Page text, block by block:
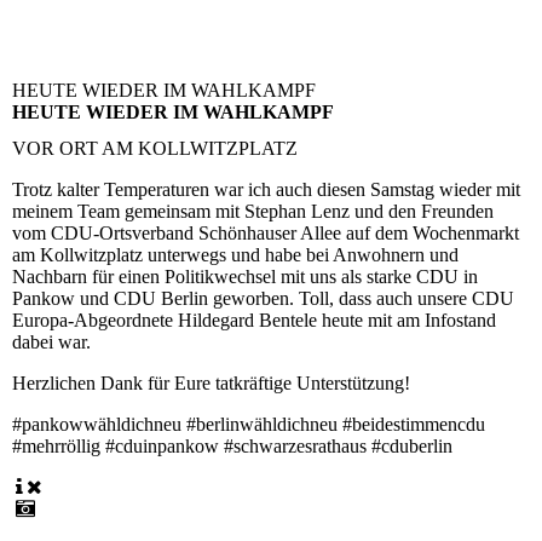
HEUTE WIEDER IM WAHLKAMPF
HEUTE WIEDER IM WAHLKAMPF
VOR ORT AM KOLLWITZPLATZ
Trotz kalter Temperaturen war ich auch diesen Samstag wieder mit
meinem Team gemeinsam mit Stephan Lenz und den Freunden
vom CDU-Ortsverband Schönhauser Allee auf dem Wochenmarkt
am Kollwitzplatz unterwegs und habe bei Anwohnern und
Nachbarn für einen Politikwechsel mit uns als starke CDU in
Pankow und CDU Berlin geworben. Toll, dass auch unsere CDU
Europa-Abgeordnete Hildegard Bentele heute mit am Infostand
dabei war.
Herzlichen Dank für Eure tatkräftige Unterstützung!
#pankowwähldichneu #berlinwähldichneu #beidestimmencdu
#mehrröllig #cduinpankow #schwarzesrathaus #cduberlin